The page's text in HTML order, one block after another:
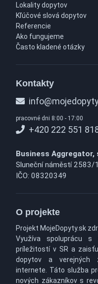
Lokality dopytov
Kľúčové slová dopytov
Referencie
Ako fungujeme
Často kladené otázky
Kontakty
pracovné dni 8:00 - 17:00
+420 222 551
Business Aggregator,
Sluneční náměstí 2583/
IČO: 08320349
O projekte
Projekt MojeDopyty.sk
Využíva spoluprácu s
príležitostí v SR a
dopytov a verejných
internete. Táto služba
nových zákazníkov s